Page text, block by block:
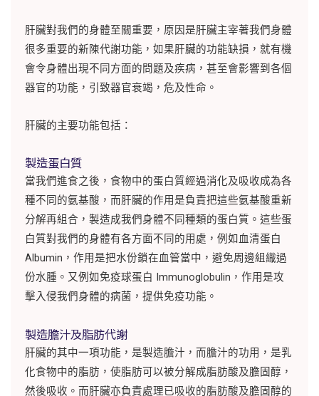
肝臟對我們的身體至關重要，原因是肝臟主宰著我們身體
很多重要的新陳代謝功能，如果肝臟的功能缺損，就有機
會令身體出現不同方面的問題及疾病，甚至會影響到各個
器官的功能，引致器官衰竭，危及性命。
肝臟的主要功能包括：
製造蛋白質
當我們進食之後，食物中的蛋白質經過消化及吸收成為各
種不同的氨基酸，而肝臟的作用是負責把這些氨基酸重新
分解再組合，製造成我們身體不同種類的蛋白質。這些蛋
白質對我們的身體有各方面不同的用處，例如血清蛋白
Albumin，作用是把水份鎖在血管當中，避免周邊組織過
份水腫。又例如免疫球蛋白 Immunoglobulin，作用是攻
擊入侵我們身體的病菌，提供免疫功能。
製造膽汁及脂肪代謝
肝臟的其中一項功能，是製造膽汁，而膽汁的功用，是乳
化食物中的脂肪，使脂肪可以被分解成脂肪酸及膽固醇，
然後吸收。而肝臟亦負責處理已吸收的脂肪酸及膽固醇的